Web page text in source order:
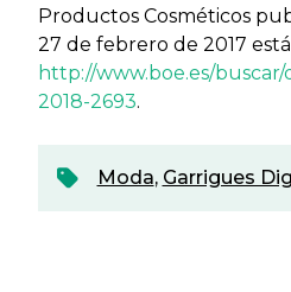
Productos Cosméticos
27 de febrero de 2017
http://www.boe.es/buscar/
2018-2693.
Moda, Garrigues